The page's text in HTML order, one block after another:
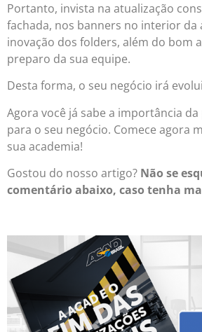
Portanto, invista na atualização
fachada, nos banners no interior da
inovação dos folders, além do bom
preparo da sua equipe.
Desta forma, o seu negócio irá
Agora você já sabe a importância
para o seu negócio. Comece agora
sua academia!
Gostou do nosso artigo? Não se
comentário abaixo, caso tenha